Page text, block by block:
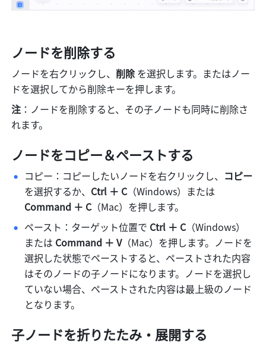
ノードを削除する
ノードを右クリックし、 削除 を選択します。またはノー
ドを選択してから削除キーを押します。
注 ：ノードを削除すると、その子ノードも同時に削除さ
れます。
ノードをコピー＆ペーストする
コピー：コピーしたいノードを右クリックし、
を選択するか、 Ctrl ＋ C （Windows）または
Command ＋ C （Mac）を押します。
ペースト：ターゲット位置で Ctrl ＋ C （Windows）
または Command ＋ V（Mac）を押します。ノードを
選択した状態でペーストすると、ペーストされた内容
はそのノードの子ノードになります。ノードを選択し
ていない場合、ペーストされた内容は最上級のノード
となります。
子ノードを折りたたみ・展開する